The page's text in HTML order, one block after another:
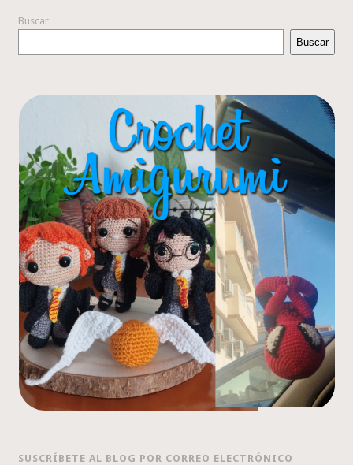
Buscar
Buscar
SUSCRÍBETE AL BLOG POR CORREO ELECTRÓNICO